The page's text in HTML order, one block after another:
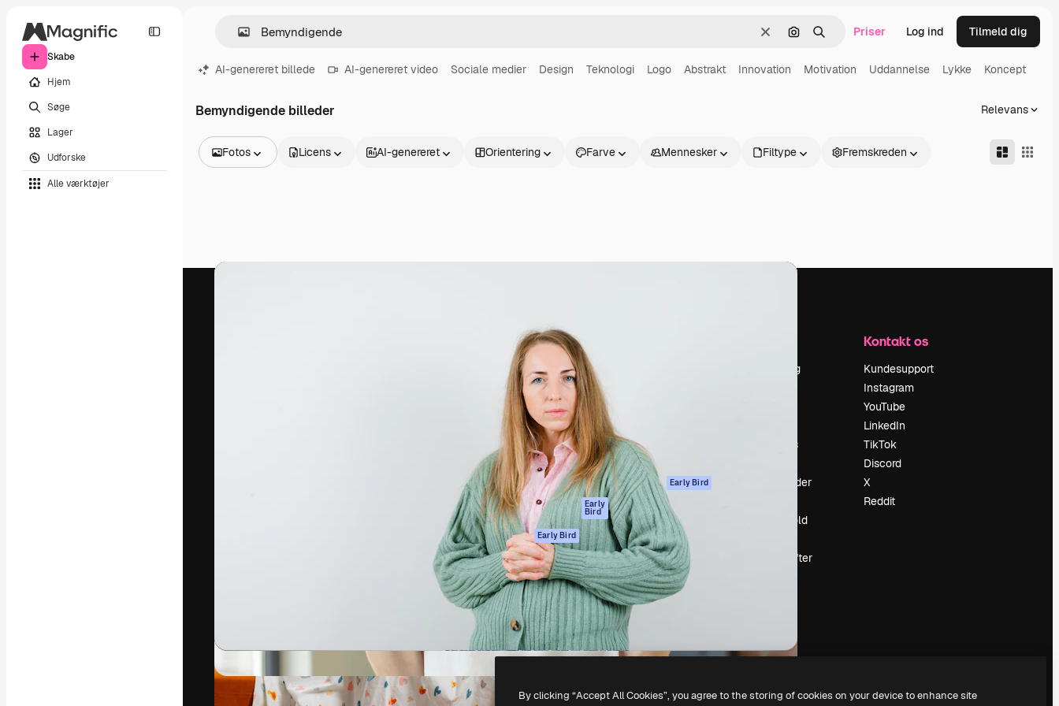
Skabe
Hjem
Søge
Lager
Udforske
Alle værktøjer
Klar Søg efter billede
Søge Priser Log ind Tilmeld dig
AI-genereret billede AI-genereret video Sociale medier Design Teknologi Logo Abstrakt Innovation Motivation Uddannelse Lykke Koncept
Bemyndigende billeder Relevans
Fotos
Videoer
Licens AI-genereret Orientering Farve Mennesker Filtype Fremskreden
Produkter
Spaces
AI-assistent
AI-billedgenerator
AI-videogenerator
AI-
stemmegenerator
Stockindhold
MCP til
Claude/ChatGPT
Early
Bird
Agenter Early Bird
API
Mobilapp
Alle Magnific
værktøjer
Vilkår for brug
Privatlivspolitik
Originaler
Early Bird
Cookies politik
Tillidscenter
Partnere
Virksomhed
Prissætning
Søgetrends
Begivenheder
Sælg indhold
Leder du efter
Kontakt os
Kundesupport
Instagram
YouTube
LinkedIn
TikTok
Discord
X
Reddit
2026 Freepik Company S.L.U. Alle rettigheder forbeholdes.
By clicking “Accept All Cookies”, you agree to the storing of cookies on your device to enhance site